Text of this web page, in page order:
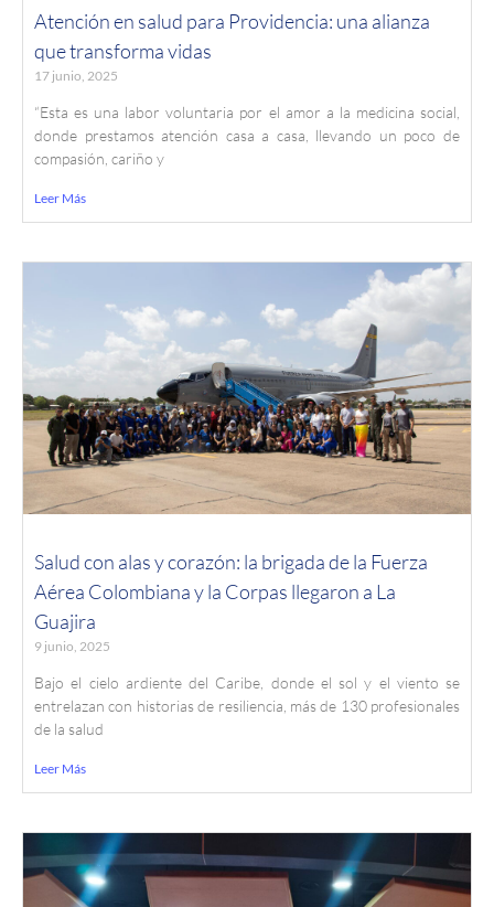
Atención en salud para Providencia: una alianza
que transforma vidas
17 junio, 2025
“Esta es una labor voluntaria por el amor a la medicina social,
donde prestamos atención casa a casa, llevando un poco de
compasión, cariño y
Leer Más
Salud con alas y corazón: la brigada de la Fuerza
Aérea Colombiana y la Corpas llegaron a La
Guajira
9 junio, 2025
Bajo el cielo ardiente del Caribe, donde el sol y el viento se
entrelazan con historias de resiliencia, más de 130 profesionales
de la salud
Leer Más